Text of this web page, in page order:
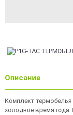
Описание
Комплект термобелья
холодное время